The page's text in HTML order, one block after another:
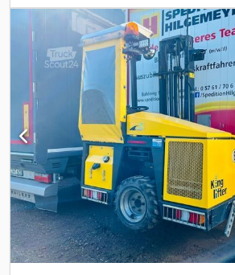
d'engrenage:automatique, Année de
de fonctionnement:21 826 h , Essieu 1 :
mm Dcedpfjy T H Aljx Anzok Essieu 2 :
mm Essieu 3 : gauche mm, droite mm